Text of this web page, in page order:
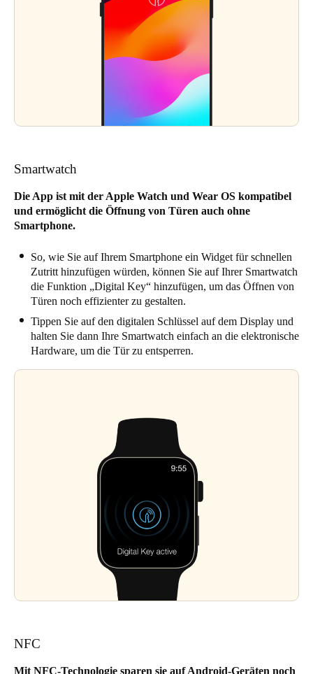
Smartwatch
Die App ist mit der Apple Watch und Wear OS kompatibel
und ermöglicht die Öffnung von Türen auch ohne
Smartphone.
So, wie Sie auf Ihrem Smartphone ein Widget für schnellen
Zutritt hinzufügen würden, können Sie auf Ihrer Smartwatch
die Funktion „Digital Key“ hinzufügen, um das Öffnen von
Türen noch effizienter zu gestalten.
Tippen Sie auf den digitalen Schlüssel auf dem Display und
halten Sie dann Ihre Smartwatch einfach an die elektronische
Hardware, um die Tür zu entsperren.
NFC
Mit NFC-Technologie sparen sie auf Android-Geräten noch